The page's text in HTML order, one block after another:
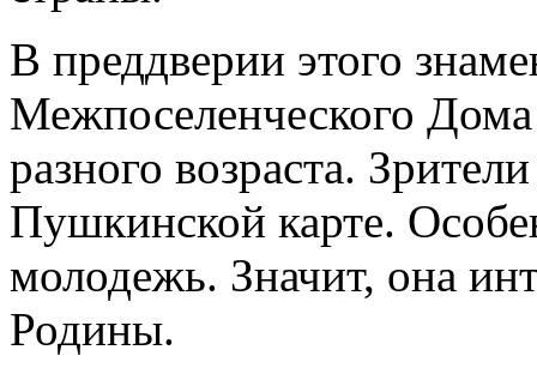
В преддверии этого
Межпоселенческого
разного возраста.
Пушкинской карте.
молодежь. Значит, она
Родины.